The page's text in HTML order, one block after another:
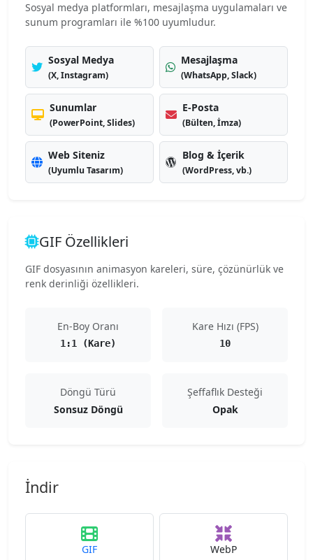
Sosyal medya platformları, mesajlaşma uygulamaları ve
sunum programları ile %100 uyumludur.
Sosyal Medya
(X, Instagram)
Mesajlaşma
(WhatsApp, Slack)
Sunumlar
(PowerPoint, Slides)
E-Posta
(Bülten, İmza)
Web Siteniz
(Uyumlu Tasarım)
Blog & İçerik
(WordPress, vb.)
GIF Özellikleri
GIF dosyasının animasyon kareleri, süre, çözünürlük ve
renk derinliği özellikleri.
En-Boy Oranı
1:1 (Kare)
Kare Hızı (FPS)
10
Döngü Türü
Sonsuz Döngü
Şeffaflık Desteği
Opak
İndir
GIF WebP